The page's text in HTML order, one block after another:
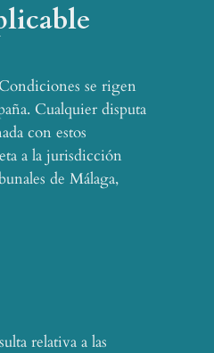
se rigen
Cualquier disputa
con estos
a la jurisdicción
de Málaga,
relativa a las